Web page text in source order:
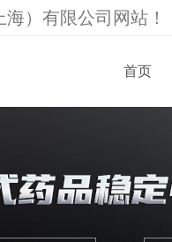
）有限公司 网站！
首页